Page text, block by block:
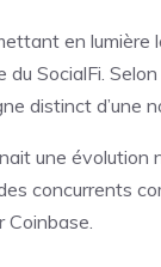
en lumière
SocialFi.
distinct d’une
une
concurrents
Coinbase.